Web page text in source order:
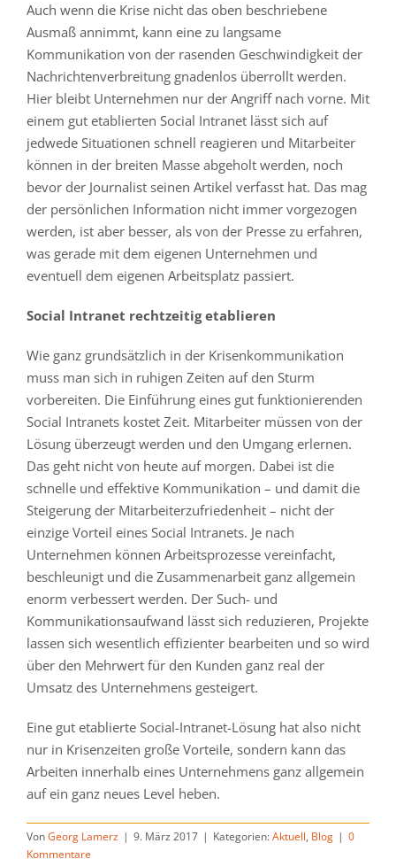
Auch wenn die Krise nicht das oben beschriebene
Ausmaß annimmt, kann eine zu langsame
Kommunikation von der rasenden Geschwindigkeit der
Nachrichtenverbreitung gnadenlos überrollt werden.
Hier bleibt Unternehmen nur der Angriff nach vorne. Mit
einem gut etablierten Social Intranet lässt sich auf
jedwede Situationen schnell reagieren und Mitarbeiter
können in der breiten Masse abgeholt werden, noch
bevor der Journalist seinen Artikel verfasst hat. Das mag
der persönlichen Information nicht immer vorgezogen
werden, ist aber besser, als von der Presse zu erfahren,
was gerade mit dem eigenen Unternehmen und
eventuell dem eigenen Arbeitsplatz passiert.
Social Intranet rechtzeitig etablieren
Wie ganz grundsätzlich in der Krisenkommunikation
muss man sich in ruhigen Zeiten auf den Sturm
vorbereiten. Die Einführung eines gut funktionierenden
Social Intranets kostet Zeit. Mitarbeiter müssen von der
Lösung überzeugt werden und den Umgang erlernen.
Das geht nicht von heute auf morgen. Dabei ist die
schnelle und effektive Kommunikation – und damit die
Steigerung der Mitarbeiterzufriedenheit – nicht der
einzige Vorteil eines Social Intranets. Je nach
Unternehmen können Arbeitsprozesse vereinfacht,
beschleunigt und die Zusammenarbeit ganz allgemein
enorm verbessert werden. Der Such- und
Kommunikationsaufwand lässt sich reduzieren, Projekte
lassen sich wesentlich effizienter bearbeiten und so wird
über den Mehrwert für den Kunden ganz real der
Umsatz des Unternehmens gesteigert.
Eine gut etablierte Social-Intranet-Lösung hat also nicht
nur in Krisenzeiten große Vorteile, sondern kann das
Arbeiten innerhalb eines Unternehmens ganz allgemein
auf ein ganz neues Level heben.
VonGeorg Lamerz | 9. März 2017 | Kategorien:Aktuell, Blog | 0
Kommentare